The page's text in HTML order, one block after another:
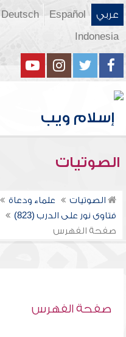
عربي Español
Deutsch
Indonesia
الصوتيات
الصوتيات علماء ودعاة
فتاوى نور على الدرب (823)
صفحة الفهرس
صفحة الفهرس